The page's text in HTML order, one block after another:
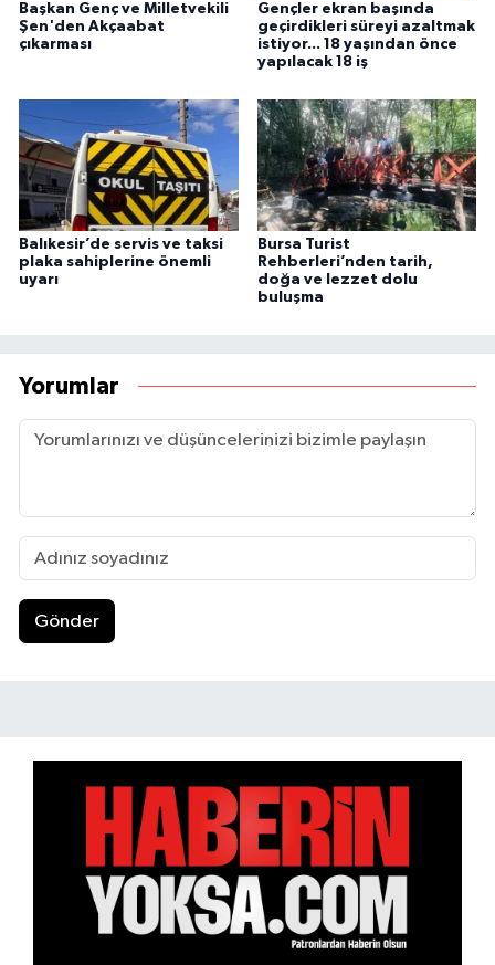
Başkan Genç ve Milletvekili
Şen'den Akçaabat
çıkarması
Gençler ekran başında
geçirdikleri süreyi azaltmak
istiyor... 18 yaşından önce
yapılacak 18 iş
Balıkesir’de servis ve taksi
plaka sahiplerine önemli
uyarı
Bursa Turist
Rehberleri’nden tarih,
doğa ve lezzet dolu
buluşma
Yorumlar
Gönder